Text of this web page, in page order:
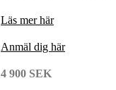
Läs mer här
Anmäl dig här
4 900 SEK